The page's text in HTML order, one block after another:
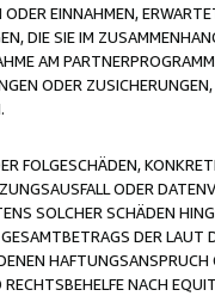
EINNAHMEN,
DIE SIE IM
AM
ODER
FOLGESCHÄDEN,
ODER
SOLCHER SCHÄDEN
DER LAUT
HAFTUNGSANSPRUCH
NACH